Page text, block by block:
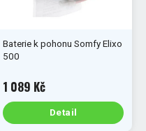
Baterie k pohonu Somfy Elixo
500
1 089 Kč
Detail